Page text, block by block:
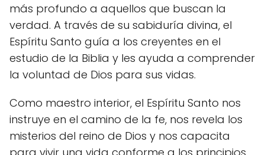
más profundo a aquellos que buscan la
verdad. A través de su sabiduría divina, el
Espíritu Santo guía a los creyentes en el
estudio de la Biblia y les ayuda a comprender
la voluntad de Dios para sus vidas.
Como maestro interior, el Espíritu Santo nos
instruye en el camino de la fe, nos revela los
misterios del reino de Dios y nos capacita